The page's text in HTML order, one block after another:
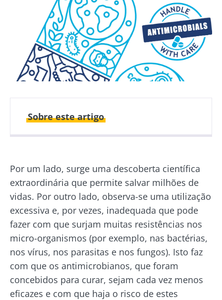
Sobre este artigo
Por um lado, surge uma descoberta científica
extraordinária que permite salvar milhões de
vidas. Por outro lado, observa-se uma utilização
excessiva e, por vezes, inadequada que pode
fazer com que surjam muitas resistências nos
micro-organismos (por exemplo, nas bactérias,
nos vírus, nos parasitas e nos fungos). Isto faz
com que os antimicrobianos, que foram
concebidos para curar, sejam cada vez menos
eficazes e com que haja o risco de estes